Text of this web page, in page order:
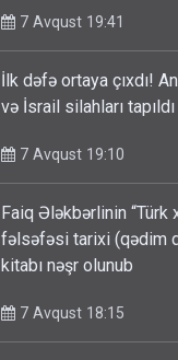
7 Avqust 19:41
İlk dəfə ortaya çıxdı!
və İsrail silahları tapıldı
7 Avqust 19:10
Faiq Ələkbərlinin “Türk
fəlsəfəsi tarixi (qədim
kitabı nəşr olunub
7 Avqust 18:15